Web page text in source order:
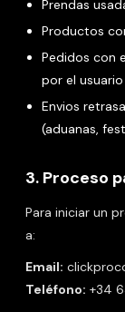
Prendas
Productos
Pedidos con
por el
Envios
(aduanas,
3. Proceso
Para iniciar un
a:
Email:
Teléfono: +34